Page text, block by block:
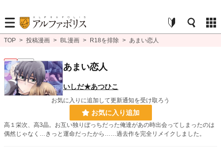
TOP > 投稿漫画 > BL漫画 > R18を排除 > あまい恋人
BL 完結 あまい恋人
いしだ★あつひこ
お気に入りに追加して更新通知を受け取ろう
お気に入り追加
高１栄次、高3晶。お互い独りぼっちだった俺達があの時出会ってしまったのは
偶然じゃなく…きっと運命だったから……過去作を完全リメイクしました。